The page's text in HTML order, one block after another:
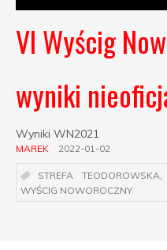
VI Wyścig
wyniki
Wyniki WN2021
MAREK 2022-01-02
STREFA TEODOROWSKA,
WYŚCIG NOWOROCZNY